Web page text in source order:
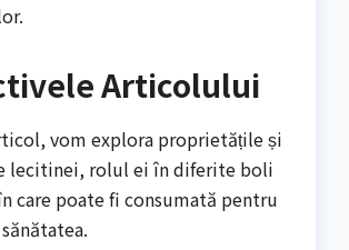
Articolului
vom explora proprietățile și
lecitinei, rolul ei în diferite boli
care poate fi consumată pentru